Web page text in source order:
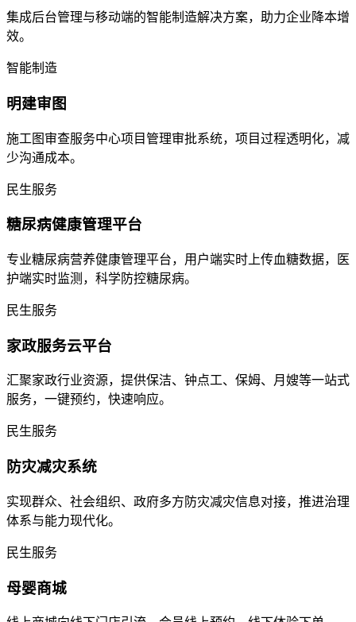
集成后台管理与移动端的智能制造解决方案，助力企业降本增
效。
智能制造
明建审图
施工图审查服务中心项目管理审批系统，项目过程透明化，减
少沟通成本。
民生服务
糖尿病健康管理平台
专业糖尿病营养健康管理平台，用户端实时上传血糖数据，医
护端实时监测，科学防控糖尿病。
民生服务
家政服务云平台
汇聚家政行业资源，提供保洁、钟点工、保姆、月嫂等一站式
服务，一键预约，快速响应。
民生服务
防灾减灾系统
实现群众、社会组织、政府多方防灾减灾信息对接，推进治理
体系与能力现代化。
民生服务
母婴商城